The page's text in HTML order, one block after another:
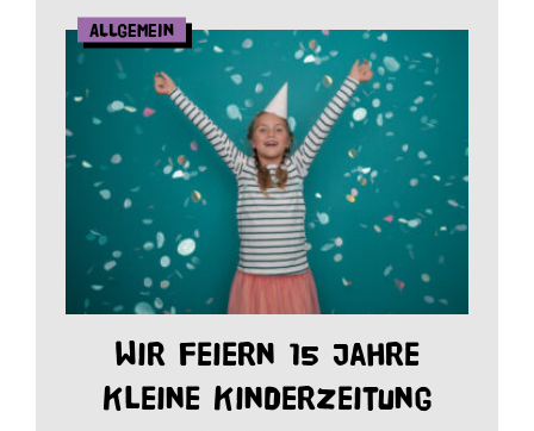
Allgemein
Wir feiern 15 Jahre
Kleine Kinderzeitung